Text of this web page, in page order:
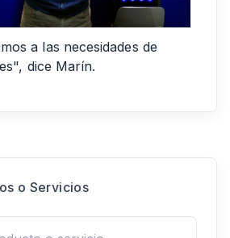
a las necesidades de
dice Marín.
o Servicios